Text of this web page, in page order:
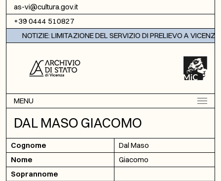
Vai al contenuto
as-vi@cultura.gov.it
+39 0444 510827
NOTIZIE: LIMITAZIONE DEL SERVIZIO DI PRELIEVO A VICENZA
MENU
DAL MASO GIACOMO
Cognome
Dal Maso
Nome
Giacomo
Soprannome